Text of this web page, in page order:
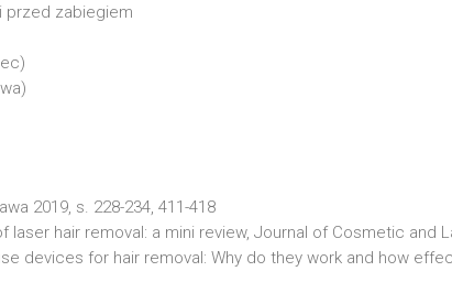
przed zabiegiem
2019, s. 228-234, 411-418
hair removal: a mini review, Journal of Cosmetic and
devices for hair removal: Why do they work and how